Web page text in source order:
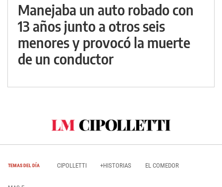
Manejaba un auto robado con
13 años junto a otros seis
menores y provocó la muerte
de un conductor
TEMAS DEL DÍA CIPOLLETTI +HISTORIAS EL COMEDOR